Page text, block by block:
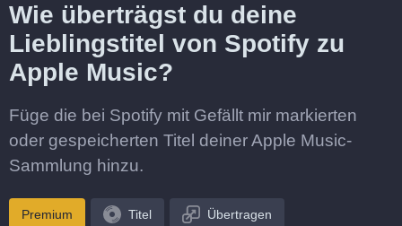
Wie überträgst du deine
Lieblingstitel von Spotify zu
Apple Music?
Füge die bei Spotify mit Gefällt mir markierten
oder gespeicherten Titel deiner Apple Music-
Sammlung hinzu.
Premium Titel Übertragen